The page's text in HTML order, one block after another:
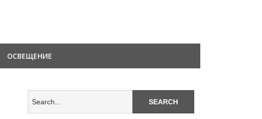
ОСВЕЩЕНИЕ